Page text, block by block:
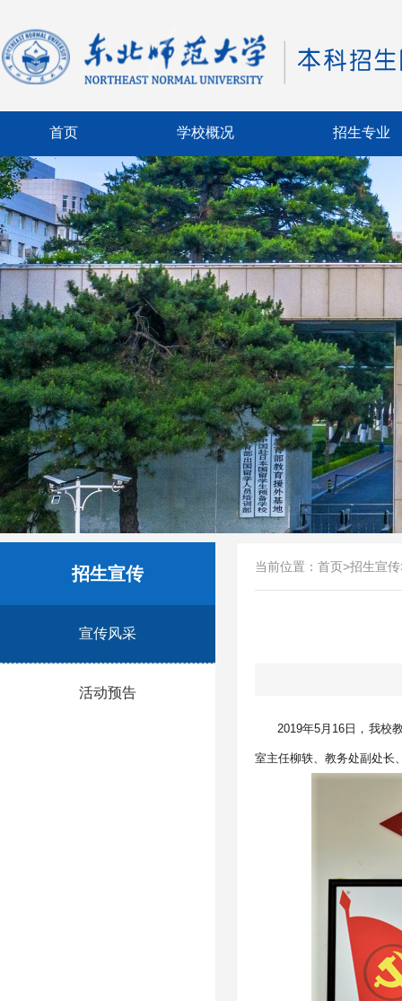
首页 学校概况 招生专业
招生宣传
宣传风采
活动预告
当前位置： 首页>招生宣传
2019年5月16日，我校
室主任柳轶、教务处副处长